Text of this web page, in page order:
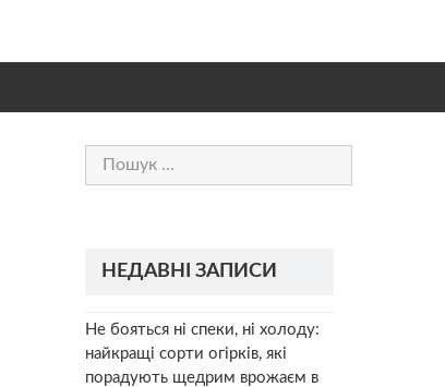
Пошук:
НЕДАВНІ ЗАПИСИ
Не бояться ні спеки, ні холоду:
найкращі сорти огірків, які
порадують щедрим врожаєм в